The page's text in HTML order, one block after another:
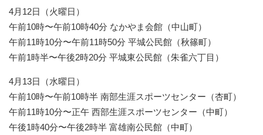
4月12日（火曜日）
午前10時〜午前10時40分 なかやま会館（中山町）
午前11時10分〜午前11時50分 平城公民館（秋篠町）
午前1時半〜午後2時20分 平城東公民館（朱雀六丁目）
4月13日（水曜日）
午前10時〜午前10時半 南部生涯スポーツセンター（杏町）
午前11時10分〜正午 西部生涯スポーツセンター（中町）
午後1時40分〜午後2時半 富雄南公民館（中町）